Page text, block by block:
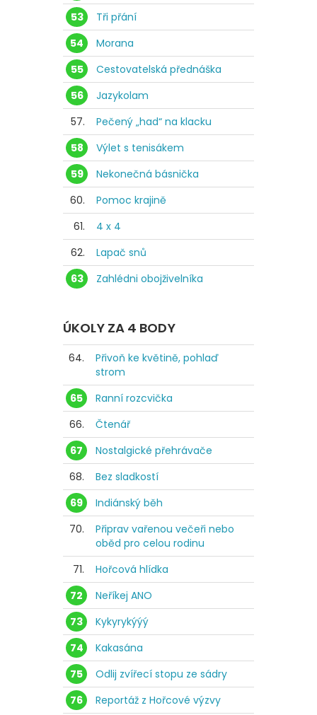
53
Tři přání
54
Morana
55
Cestovatelská přednáška
56
Jazykolam
57.
Pečený „had“ na klacku
58
Výlet s tenisákem
59
Nekonečná básnička
60.
Pomoc krajině
61.
4 x 4
62.
Lapač snů
63
Zahlédni obojživelníka
ÚKOLY ZA 4 BODY
64.
Přivoň ke květině, pohlaď
strom
65
Ranní rozcvička
66.
Čtenář
67
Nostalgické přehrávače
68.
Bez sladkostí
69
Indiánský běh
70.
Připrav vařenou večeři nebo
oběd pro celou rodinu
71.
Hořcová hlídka
72
Neříkej ANO
73
Kykyrykýýý
74
Kakasána
75
Odlij zvířecí stopu ze sádry
76
Reportáž z Hořcové výzvy